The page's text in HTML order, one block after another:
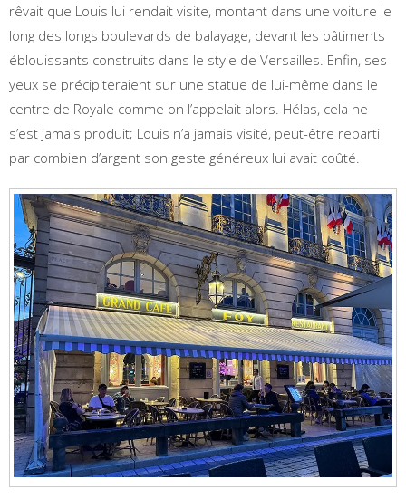
rêvait que Louis lui rendait visite, montant dans une voiture le
long des longs boulevards de balayage, devant les bâtiments
éblouissants construits dans le style de Versailles. Enfin, ses
yeux se précipiteraient sur une statue de lui-même dans le
centre de Royale comme on l’appelait alors. Hélas, cela ne
s’est jamais produit; Louis n’a jamais visité, peut-être reparti
par combien d’argent son geste généreux lui avait coûté.